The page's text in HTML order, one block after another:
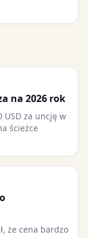
na 2026 rok
USD za uncję w
ścieżce
że cena bardzo